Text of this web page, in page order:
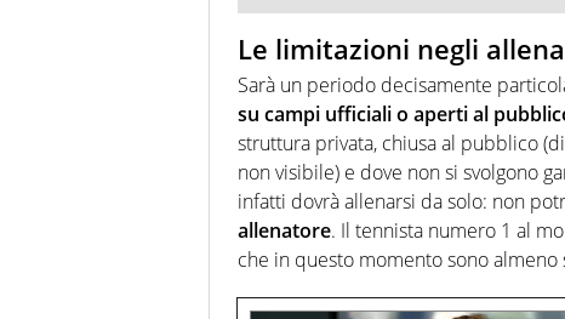
Le limitazioni negli
Sarà un periodo decisamente
su campi ufficiali o aperti al
struttura privata, chiusa al pubblico
non visibile) e dove non si svolgono
infatti dovrà allenarsi da solo: non
allenatore. Il tennista numero 1 al
che in questo momento sono